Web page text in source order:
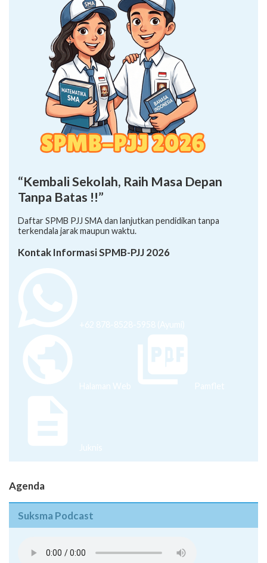
“Kembali Sekolah, Raih Masa Depan
Tanpa Batas !!”
Daftar SPMB PJJ SMA dan lanjutkan pendidikan tanpa
terkendala jarak maupun waktu.
Kontak Informasi SPMB-PJJ 2026
+62 878-8528-5958 (Ayumi)
Halaman Web Pamflet
Juknis
Agenda
Suksma Podcast